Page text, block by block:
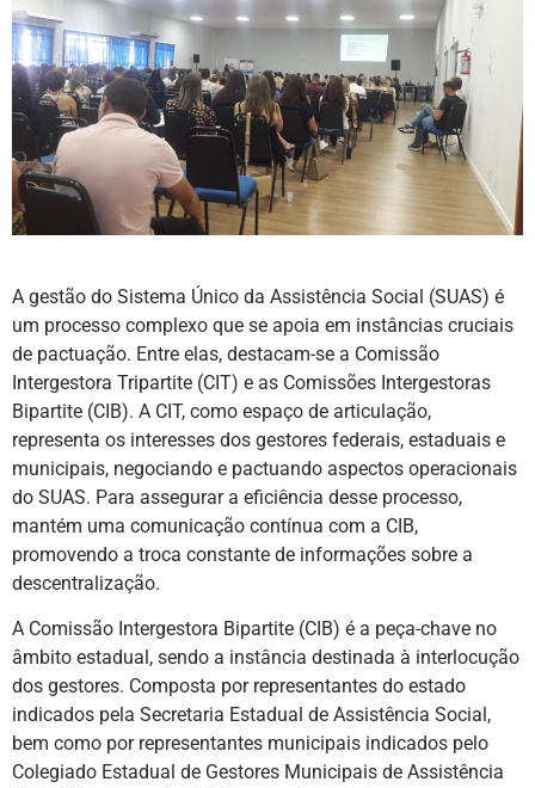
A gestão do Sistema Único da Assistência Social (SUAS) é
um processo complexo que se apoia em instâncias cruciais
de pactuação. Entre elas, destacam-se a Comissão
Intergestora Tripartite (CIT) e as Comissões Intergestoras
Bipartite (CIB). A CIT, como espaço de articulação,
representa os interesses dos gestores federais, estaduais e
municipais, negociando e pactuando aspectos operacionais
do SUAS. Para assegurar a eficiência desse processo,
mantém uma comunicação contínua com a CIB,
promovendo a troca constante de informações sobre a
descentralização.
A Comissão Intergestora Bipartite (CIB) é a peça-chave no
âmbito estadual, sendo a instância destinada à interlocução
dos gestores. Composta por representantes do estado
indicados pela Secretaria Estadual de Assistência Social,
bem como por representantes municipais indicados pelo
Colegiado Estadual de Gestores Municipais de Assistência